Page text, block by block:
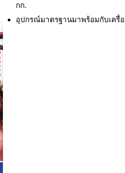
กก.
อุปกรณ์มาตรฐานมาพร้อมกับเครื่